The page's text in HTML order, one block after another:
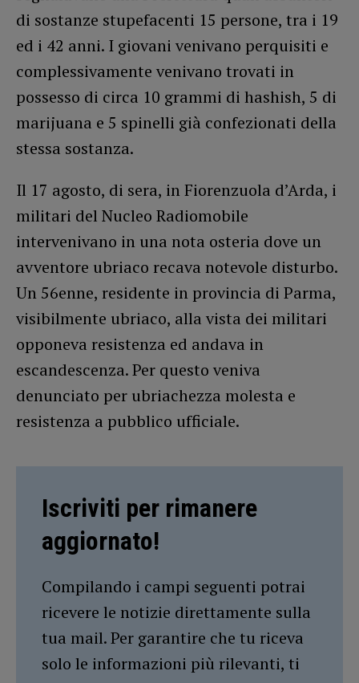
di sostanze stupefacenti 15 persone, tra i 19
ed i 42 anni. I giovani venivano perquisiti e
complessivamente venivano trovati in
possesso di circa 10 grammi di hashish, 5 di
marijuana e 5 spinelli già confezionati della
stessa sostanza.
Il 17 agosto, di sera, in Fiorenzuola d’Arda, i
militari del Nucleo Radiomobile
intervenivano in una nota osteria dove un
avventore ubriaco recava notevole disturbo.
Un 56enne, residente in provincia di Parma,
visibilmente ubriaco, alla vista dei militari
opponeva resistenza ed andava in
escandescenza. Per questo veniva
denunciato per ubriachezza molesta e
resistenza a pubblico ufficiale.
Iscriviti per rimanere
aggiornato!
Compilando i campi seguenti potrai
ricevere le notizie direttamente sulla
tua mail. Per garantire che tu riceva
solo le informazioni più rilevanti, ti